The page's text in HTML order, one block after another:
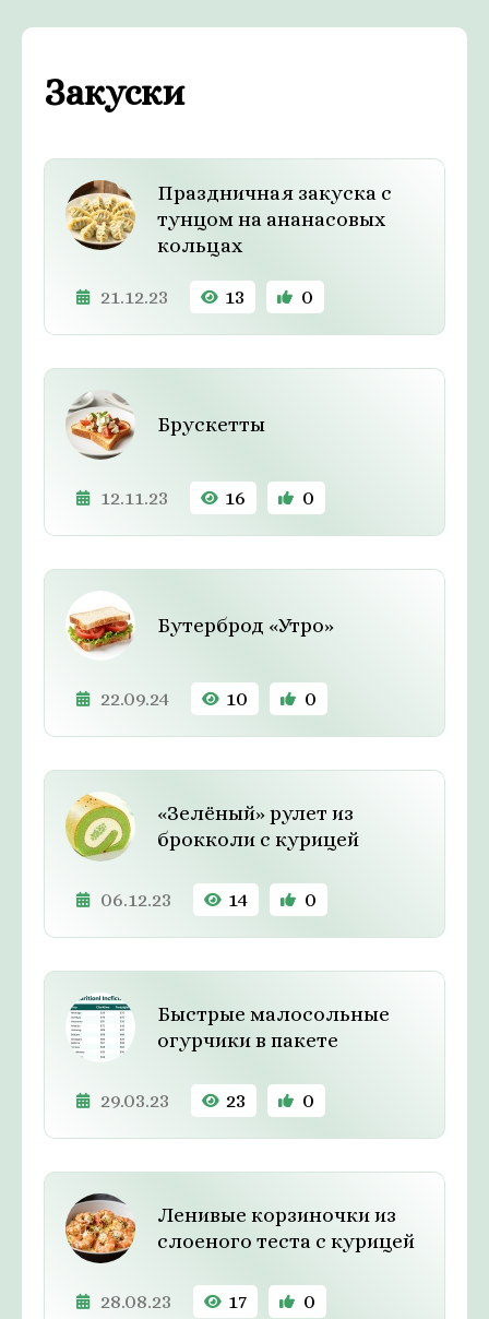
Закуски
Праздничная закуска с
тунцом на ананасовых
кольцах
21.12.23 13 0
Брускетты
12.11.23 16 0
Бутерброд «Утро»
22.09.24 10 0
«Зелёный» рулет из
брокколи с курицей
06.12.23 14 0
Быстрые малосольные
огурчики в пакете
29.03.23 23 0
Ленивые корзиночки из
слоеного теста с курицей
28.08.23 17 0